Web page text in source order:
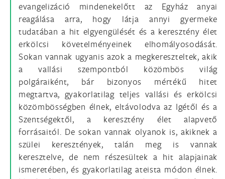
evangelizáció mindenekelőtt az Egyház anyai
reagálása arra, hogy látja annyi gyermeke
tudatában a hit elgyengülését és a keresztény élet
erkölcsi követelményeinek elhomályosodását.
Sokan vannak ugyanis azok a megkereszteltek, akik
a vallási szempontból közömbös világ
polgáraiként, bár bizonyos mértékű hitet
megtartva, gyakorlatilag teljes vallási és erkölcsi
közömbösségben élnek, eltávolodva az Igétől és a
Szentségektől, a keresztény élet alapvető
forrásaitól. De sokan vannak olyanok is, akiknek a
szülei keresztények, talán meg is vannak
keresztelve, de nem részesültek a hit alapjainak
ismeretében, és gyakorlatilag ateista módon élnek.